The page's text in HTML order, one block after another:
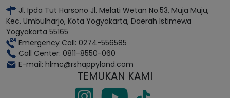
Jl. Ipda Tut Harsono Jl. Melati Wetan No.53, Muja Muju,
Kec. Umbulharjo, Kota Yogyakarta, Daerah Istimewa
Yogyakarta 55165
Emergency Call: 0274-556585
Call Center: 0811-8550-060
E-mail: hlmc@rshappyland.com
TEMUKAN KAMI